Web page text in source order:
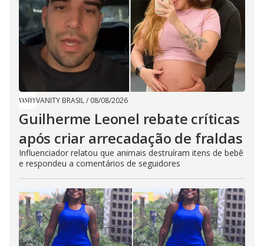
VANITY BRASIL/ 08/08/2026
Guilherme Leonel rebate críticas
após criar arrecadação de fraldas
Influenciador relatou que animais destruíram itens de bebê
e respondeu a comentários de seguidores